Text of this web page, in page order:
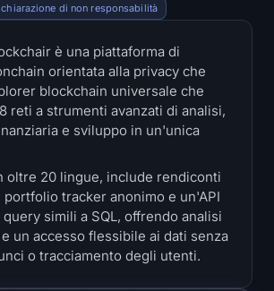
Ethereum
di non responsabilità
è una piattaforma di
orientata alla privacy che
blockchain universale che
reti a strumenti avanzati di analisi,
e sviluppo in un'unica
oltre 20 lingue, include rendiconti
tracker anonimo e un'API
simili a SQL, offrendo analisi
un accesso flessibile ai dati senza
o tracciamento degli utenti.